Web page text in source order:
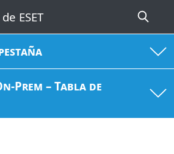
Prem – Tabla de